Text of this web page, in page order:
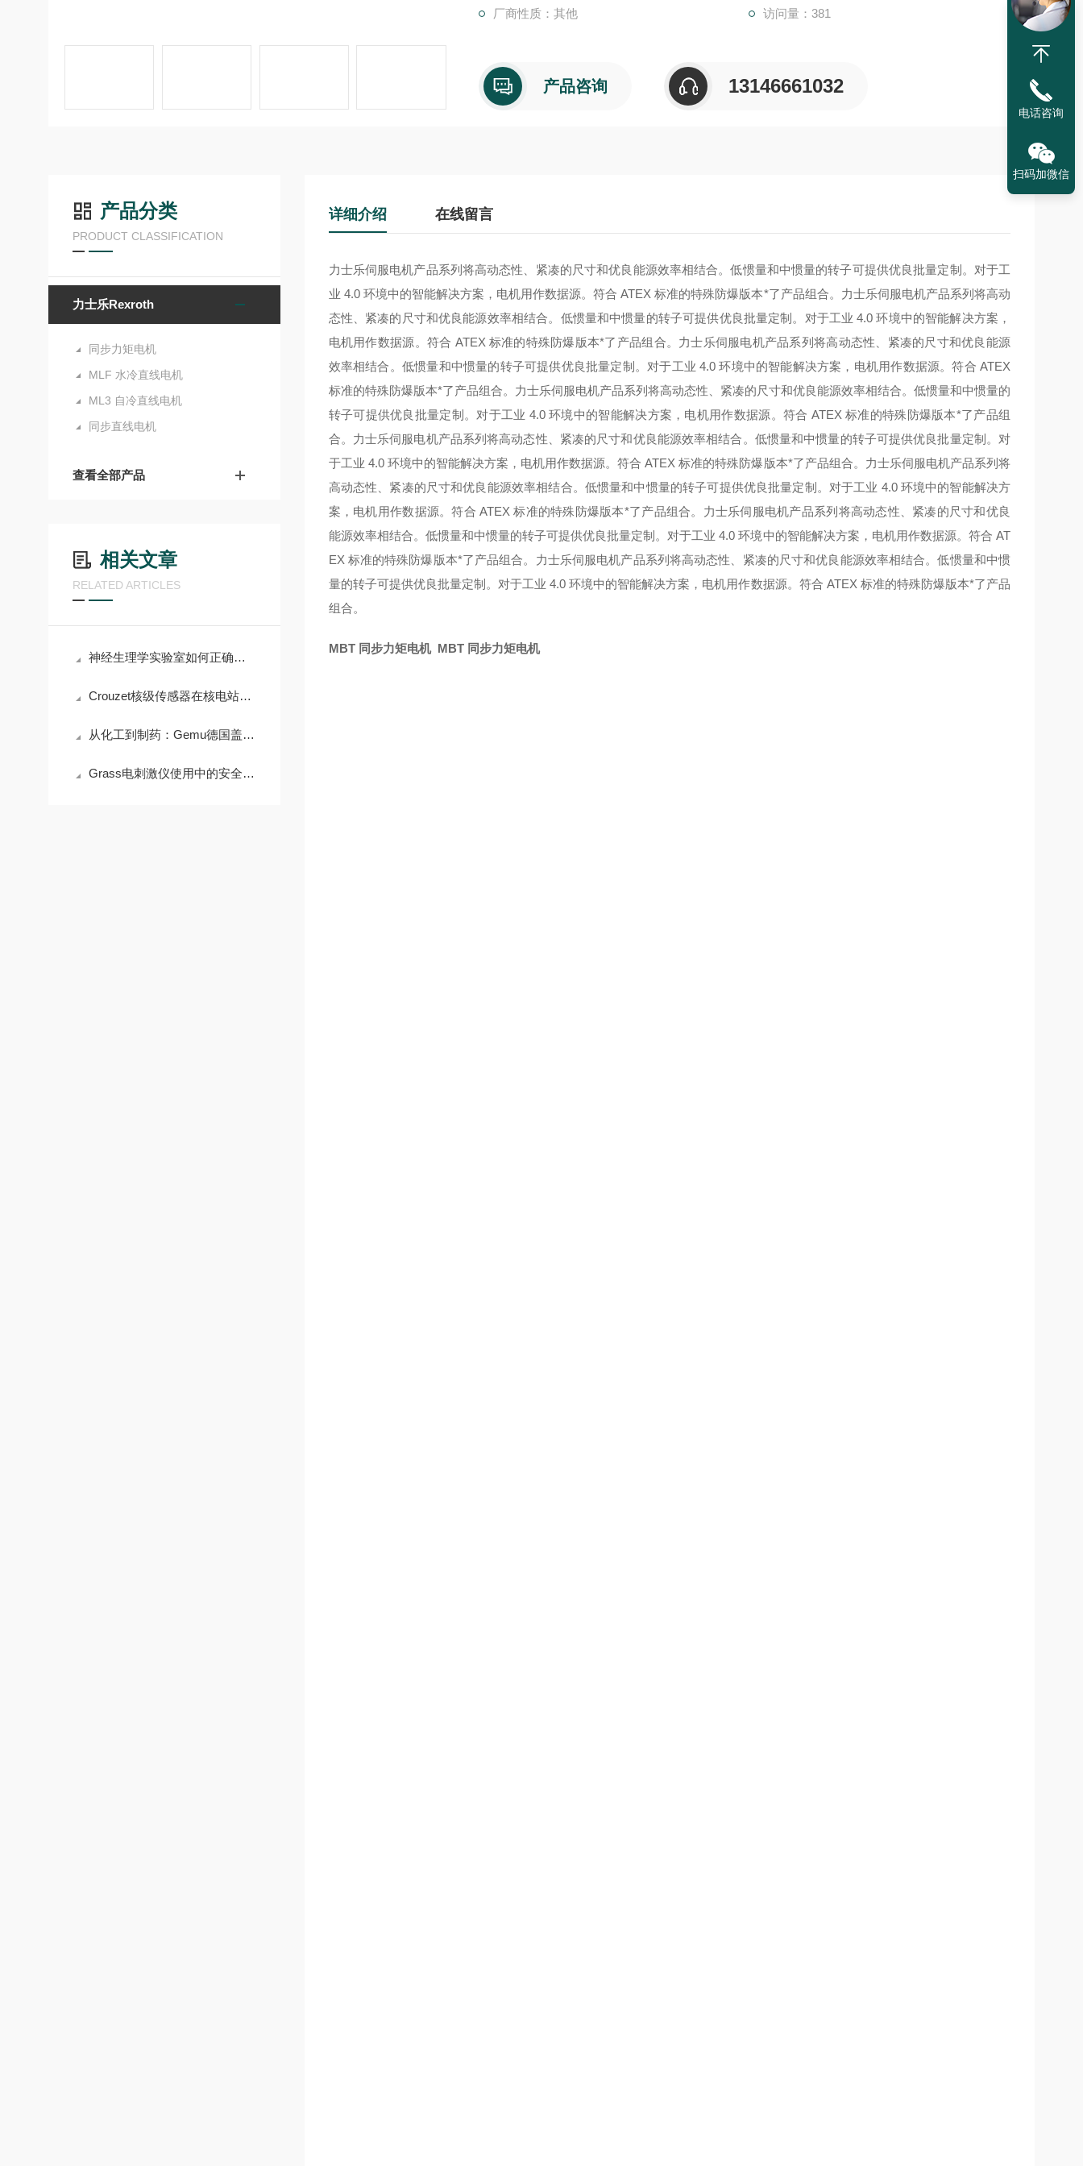
厂商性质：其他 访问量：381
产品咨询 13146661032
产品分类
PRODUCT CLASSIFICATION
力士乐Rexroth
同步力矩电机
MLF 水冷直线电机
ML3 自冷直线电机
同步直线电机
查看全部产品
相关文章
RELATED ARTICLES
神经生理学实验室如何正确使用Grass电刺激仪进行组织刺激
Crouzet核级传感器在核电站安全系统中的5大核心应用
从化工到制药：Gemu德国盖米阀门如何应对严苛工况挑战？
Grass电刺激仪使用中的安全注意事项
详细介绍 在线留言
力士乐伺服电机产品系列将高动态性、紧凑的尺寸和优良能源效率相结合。低惯量和中惯量的转子可提供优良批量定制。对于工
业 4.0 环境中的智能解决方案，电机用作数据源。符合 ATEX 标准的特殊防爆版本*了产品组合。 力士乐伺服电机产品系列将高动
态性、紧凑的尺寸和优良能源效率相结合。低惯量和中惯量的转子可提供优良批量定制。对于工业 4.0 环境中的智能解决方案，
电机用作数据源。符合 ATEX 标准的特殊防爆版本*了产品组合。 力士乐伺服电机产品系列将高动态性、紧凑的尺寸和优良能源
效率相结合。低惯量和中惯量的转子可提供优良批量定制。对于工业 4.0 环境中的智能解决方案，电机用作数据源。符合 ATEX
标准的特殊防爆版本*了产品组合。 力士乐伺服电机产品系列将高动态性、紧凑的尺寸和优良能源效率相结合。低惯量和中惯量的
转子可提供优良批量定制。对于工业 4.0 环境中的智能解决方案，电机用作数据源。符合 ATEX 标准的特殊防爆版本*了产品组
合。 力士乐伺服电机产品系列将高动态性、紧凑的尺寸和优良能源效率相结合。低惯量和中惯量的转子可提供优良批量定制。对
于工业 4.0 环境中的智能解决方案，电机用作数据源。符合 ATEX 标准的特殊防爆版本*了产品组合。 力士乐伺服电机产品系列将
高动态性、紧凑的尺寸和优良能源效率相结合。低惯量和中惯量的转子可提供优良批量定制。对于工业 4.0 环境中的智能解决方
案，电机用作数据源。符合 ATEX 标准的特殊防爆版本*了产品组合。 力士乐伺服电机产品系列将高动态性、紧凑的尺寸和优良
能源效率相结合。低惯量和中惯量的转子可提供优良批量定制。对于工业 4.0 环境中的智能解决方案，电机用作数据源。符合 AT
EX 标准的特殊防爆版本*了产品组合。 力士乐伺服电机产品系列将高动态性、紧凑的尺寸和优良能源效率相结合。低惯量和中惯
量的转子可提供优良批量定制。对于工业 4.0 环境中的智能解决方案，电机用作数据源。符合 ATEX 标准的特殊防爆版本*了产品
组合。
MBT 同步力矩电机 MBT 同步力矩电机
电话咨询
扫码加微信